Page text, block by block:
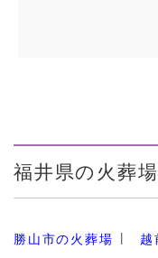
福井県の火葬場
勝山市の火葬場 越